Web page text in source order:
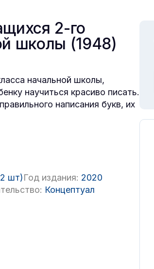
2-го
школы (1948)
начальной школы,
научиться красиво писать.
написания букв, их
шт)Год издания: 2020
Концептуал